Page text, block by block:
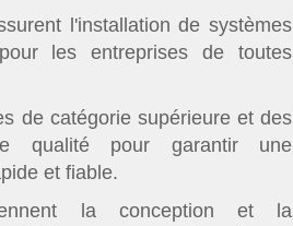
l'installation de systèmes
les entreprises de toutes
de catégorie supérieure et des
qualité pour garantir une
et fiable.
la conception et la